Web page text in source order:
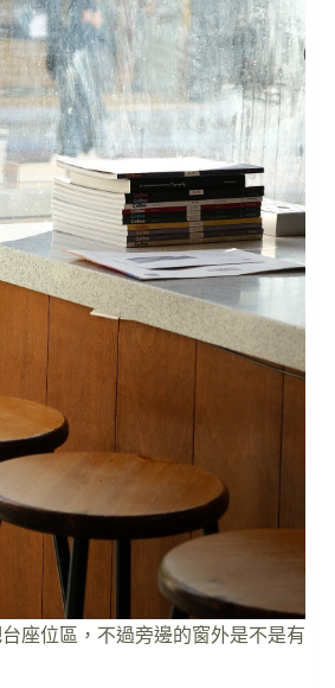
座位區，不過旁邊的窗外是不是有